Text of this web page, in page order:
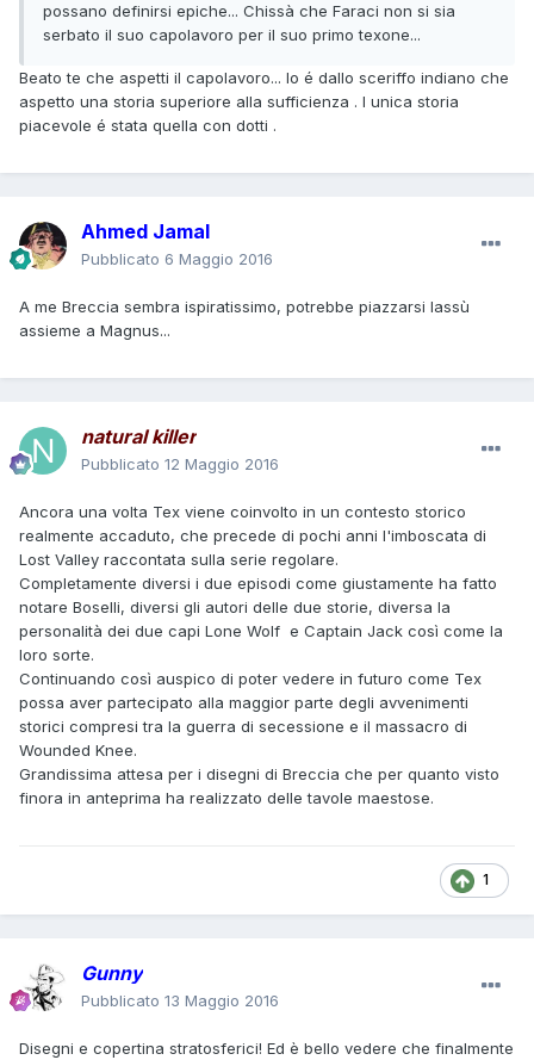
possano definirsi epiche... Chissà che Faraci non si sia
serbato il suo capolavoro per il suo primo texone...
Beato te che aspetti il capolavoro... Io é dallo sceriffo indiano che
aspetto una storia superiore alla sufficienza . l unica storia
piacevole é stata quella con dotti .
Ahmed Jamal
Pubblicato 6 Maggio 2016
A me Breccia sembra ispiratissimo, potrebbe piazzarsi lassù
assieme a Magnus...
natural killer
Pubblicato 12 Maggio 2016
Ancora una volta Tex viene coinvolto in un contesto storico
realmente accaduto, che precede di pochi anni l'imboscata di
Lost Valley raccontata sulla serie regolare.
Completamente diversi i due episodi come giustamente ha fatto
notare Boselli, diversi gli autori delle due storie, diversa la
personalità dei due capi Lone Wolf e Captain Jack così come la
loro sorte.
Continuando così auspico di poter vedere in futuro come Tex
possa aver partecipato alla maggior parte degli avvenimenti
storici compresi tra la guerra di secessione e il massacro di
Wounded Knee.
Grandissima attesa per i disegni di Breccia che per quanto visto
finora in anteprima ha realizzato delle tavole maestose.
1
Gunny
Pubblicato 13 Maggio 2016
Disegni e copertina stratosferici! Ed è bello vedere che finalmente